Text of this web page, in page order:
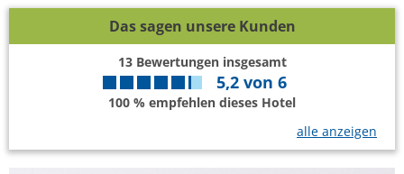
Das sagen unsere Kunden
13Bewertungen insgesamt
5,2 von 6
100 % empfehlen dieses Hotel
alle anzeigen